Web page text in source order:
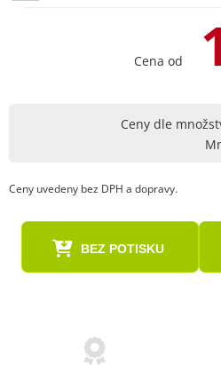
Cena od
Ceny dle
Ceny uvedeny bez DPH a dopravy.
BEZ POTISKU